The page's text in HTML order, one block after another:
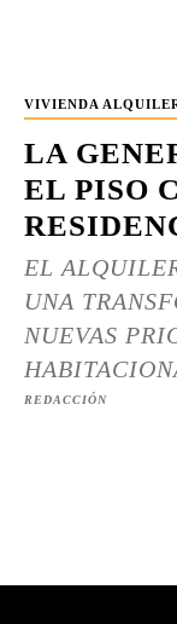
VIVIENDA
LA
EL PISO
EL
UNA
NUEVAS
REDACCIÓN